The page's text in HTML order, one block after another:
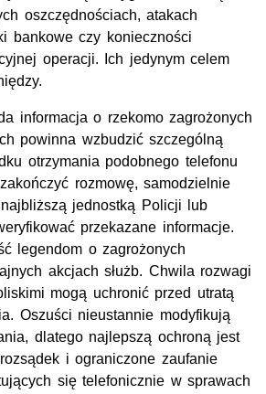
oszczędnościach, atakach
bankowe czy konieczności
operacji. Ich jedynym celem
informacja o rzekomo zagrożonych
powinna wzbudzić szczególną
otrzymania podobnego telefonu
rozmowę, samodzielnie
jednostką Policji lub
przekazane informacje.
legendom o zagrożonych
akcjach służb. Chwila rozwagi
mogą uchronić przed utratą
Oszuści nieustannie modyfikują
dlatego najlepszą ochroną jest
i ograniczone zaufanie
się telefonicznie w sprawach